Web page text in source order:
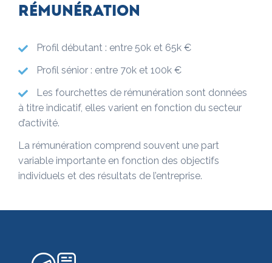
rémunération
Profil débutant : entre 50k et 65k €
Profil sénior : entre 70k et 100k €
Les fourchettes de rémunération sont données
à titre indicatif, elles varient en fonction du secteur
d’activité.
La rémunération comprend souvent une part
variable importante en fonction des objectifs
individuels et des résultats de l’entreprise.